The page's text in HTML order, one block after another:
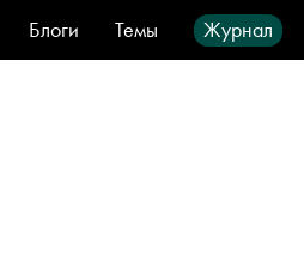
Блоги Темы Журнал
Стиль
Видео Город